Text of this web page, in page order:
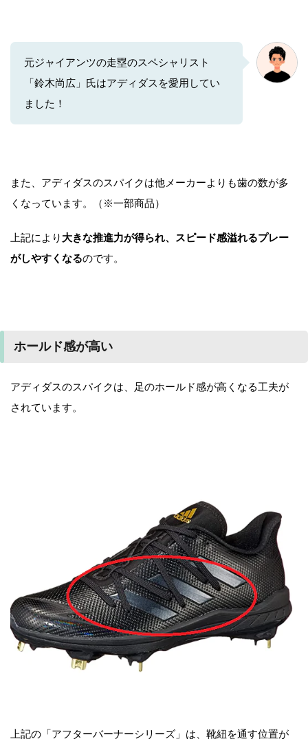
元ジャイアンツの走塁のスペシャリスト
「鈴木尚広」氏はアディダスを愛用してい
ました！
また、アディダスのスパイクは他メーカーよりも歯の数が多
くなっています。（※一部商品）
上記により 大きな推進力が得られ、スピード感溢れるプレー
がしやすくなるのです。
ホールド感が高い
アディダスのスパイクは、足のホールド感が高くなる工夫が
されています。
上記の「アフターバーナーシリーズ」は、靴紐を通す位置が